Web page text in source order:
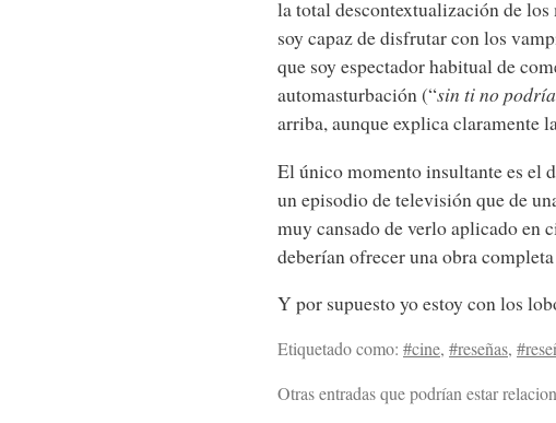
la total descontextualización de
soy capaz de disfrutar con los
que soy espectador habitual de
automasturbación (“sin ti no
arriba, aunque explica claramente
El único momento insultante es el
un episodio de televisión que de
muy cansado de verlo aplicado en
deberían ofrecer una obra
Y por supuesto yo estoy con los
Etiquetado como: #cine, #reseñas,
Otras entradas que podrían estar